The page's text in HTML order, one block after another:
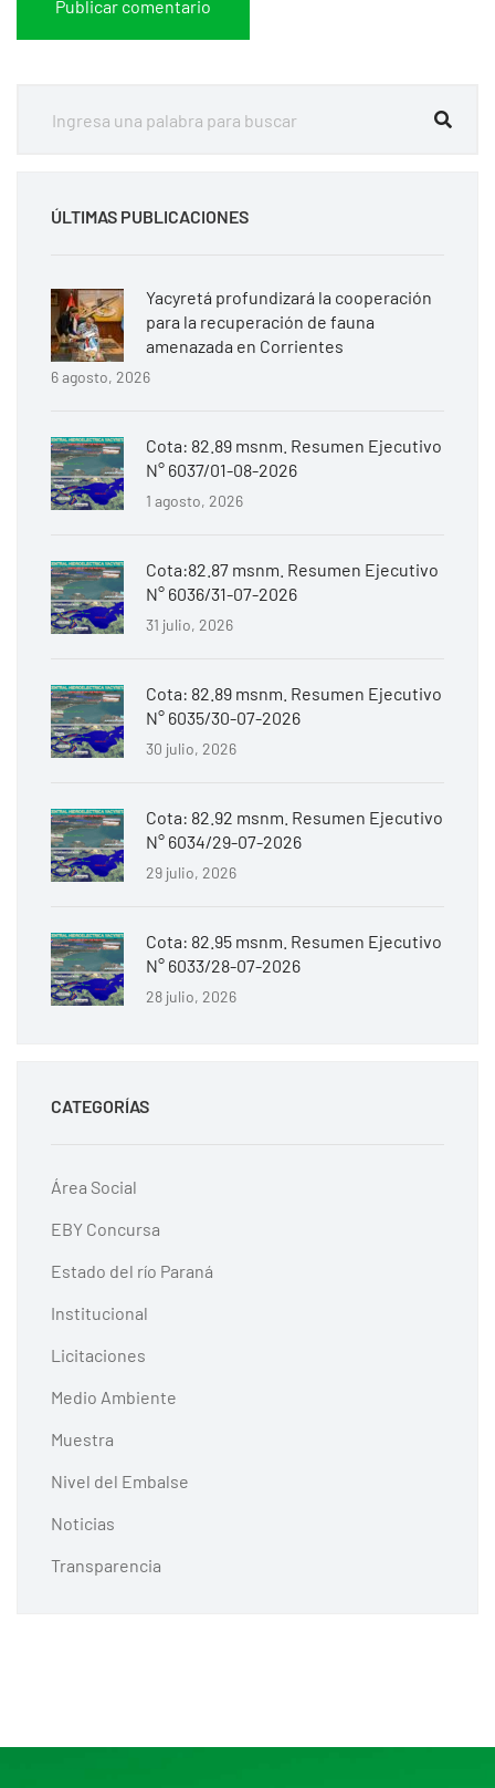
ÚLTIMAS PUBLICACIONES
Yacyretá profundizará la cooperación
para la recuperación de fauna
amenazada en Corrientes
6 agosto, 2026
Cota: 82.89 msnm. Resumen Ejecutivo
N° 6037/01-08-2026
1 agosto, 2026
Cota:82.87 msnm. Resumen Ejecutivo
N° 6036/31-07-2026
31 julio, 2026
Cota: 82.89 msnm. Resumen Ejecutivo
N° 6035/30-07-2026
30 julio, 2026
Cota: 82.92 msnm. Resumen Ejecutivo
N° 6034/29-07-2026
29 julio, 2026
Cota: 82.95 msnm. Resumen Ejecutivo
N° 6033/28-07-2026
28 julio, 2026
CATEGORÍAS
Área Social
EBY Concursa
Estado del río Paraná
Institucional
Licitaciones
Medio Ambiente
Muestra
Nivel del Embalse
Noticias
Transparencia